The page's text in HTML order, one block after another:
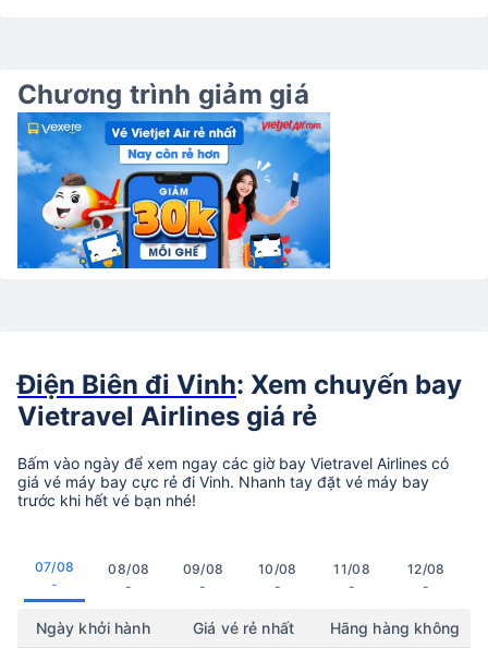
Chương trình giảm giá
Điện Biên đi Vinh: Xem chuyến bay
Vietravel Airlines giá rẻ
Bấm vào ngày để xem ngay các giờ bay Vietravel Airlines có
giá vé máy bay cực rẻ đi Vinh. Nhanh tay đặt vé máy bay
trước khi hết vé bạn nhé!
07/08
-
08/08
-
09/08
-
10/08
-
11/08
-
12/08
-
Ngày khởi hành Giá vé rẻ nhất Hãng hàng không